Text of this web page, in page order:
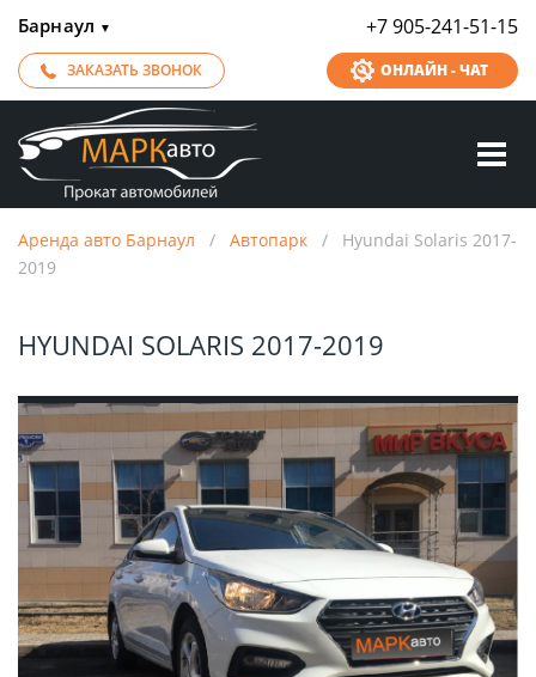
Барнаул ▼ +7 905-241-51-15
ЗАКАЗАТЬ ЗВОНОК ОНЛАЙН - ЧАТ
Аренда авто Барнаул / Автопарк / Hyundai Solaris 2017-
2019
HYUNDAI SOLARIS 2017-2019